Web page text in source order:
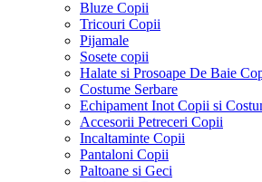
Bluze Copii
Tricouri Copii
Pijamale
Sosete copii
Halate si Prosoape De Baie
Costume Serbare
Echipament Inot Copii si
Accesorii Petreceri Copii
Incaltaminte Copii
Pantaloni Copii
Paltoane si Geci